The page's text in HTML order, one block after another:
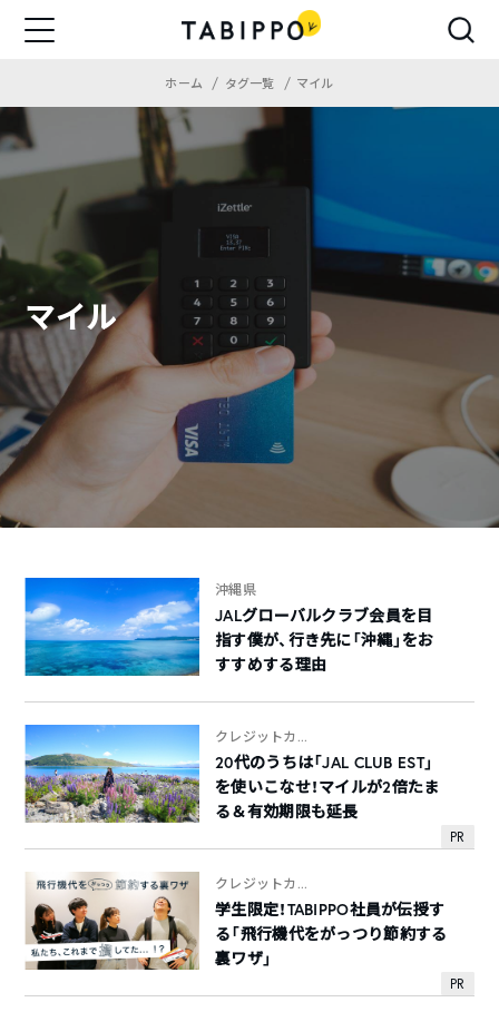
ホーム タグ一覧 マイル
マイル
沖縄県
JALグローバルクラブ会員を目
指す僕が、行き先に「沖縄」をお
すすめする理由
PR
クレジットカ...
20代のうちは「JAL CLUB EST」
を使いこなせ！マイルが2倍たま
る＆有効期限も延長
PR
クレジットカ...
学生限定！TABIPPO社員が伝授す
る「飛行機代をがっつり節約する
裏ワザ」